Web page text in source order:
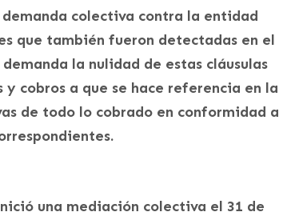
demanda colectiva contra la entidad
que también fueron detectadas en el
la nulidad de estas cláusulas
cobros a que se hace referencia en la
de todo lo cobrado en conformidad a
una mediación colectiva el 31 de